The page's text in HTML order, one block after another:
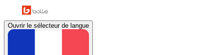
Ouvrir le sélecteur de langue